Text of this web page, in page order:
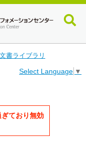
書ライブラリ
Select Language ▼
ており無効